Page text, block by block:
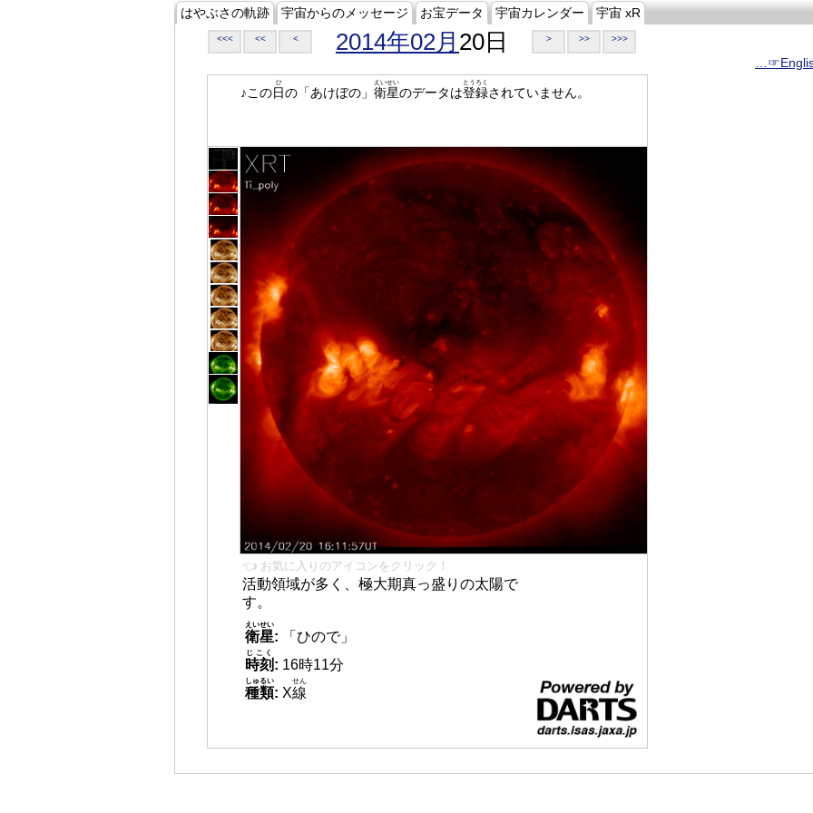
はやぶさの軌跡 宇宙からのメッセージ お宝データ 宇宙カレンダー 宇宙 xR
<<< << < 2014年02月 20日 > >> >>>
♪この日
ひ
の「あけぼの」 衛星
えいせい
のデータは登録
とうろく
されていません。
👈 お気に入りのアイコンをクリック！
活動領域が多く、極大期真っ盛りの太陽で
す。
衛星
えいせい
:
「ひので」
時刻
じこく
: 16時11分
種類
しゅるい
: X線
せん